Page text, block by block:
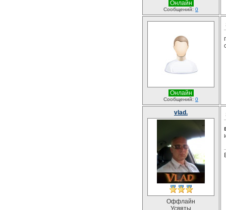
Онлайн
Сообщений: 0
Онлайн
Сообщений: 0
vlad.
Оффлайн
Усвяты